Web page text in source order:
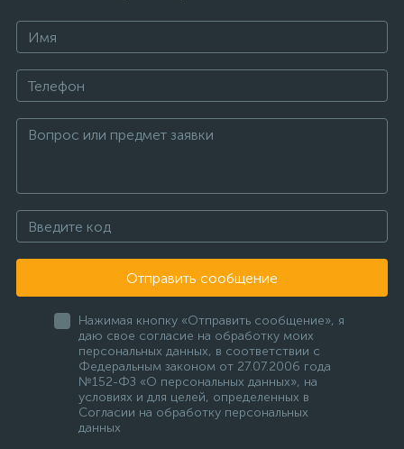
Отправить сообщение
Нажимая кнопку «Отправить сообщение», я
даю свое согласие на обработку моих
персональных данных, в соответствии с
Федеральным законом от 27.07.2006 года
№152-ФЗ «О персональных данных», на
условиях и для целей, определенных в
Согласии на обработку персональных
данных